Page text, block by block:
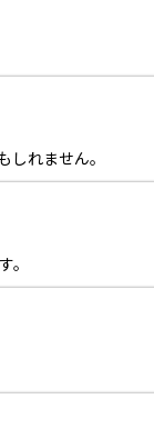
しれません。
。